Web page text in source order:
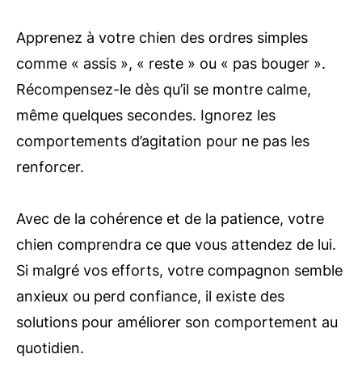
Apprenez à votre chien des ordres simples
comme « assis », « reste » ou « pas bouger ».
Récompensez-le dès qu’il se montre calme,
même quelques secondes. Ignorez les
comportements d’agitation pour ne pas les
renforcer.
Avec de la cohérence et de la patience, votre
chien comprendra ce que vous attendez de lui.
Si malgré vos efforts, votre compagnon semble
anxieux ou perd confiance, il existe des
solutions pour améliorer son comportement au
quotidien.